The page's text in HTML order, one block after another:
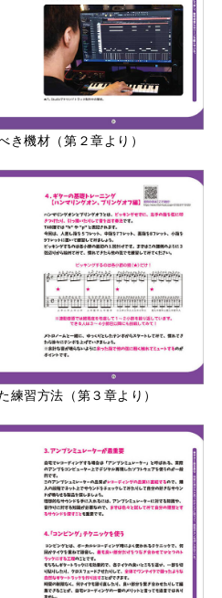
き機材（第２章より）
練習方法（第３章より）